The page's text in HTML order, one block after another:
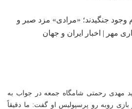
مهدی رحمتی شامگاه جمعه در جواب به
روبه رو پرسپولیس او گفت: ما دقیقاً